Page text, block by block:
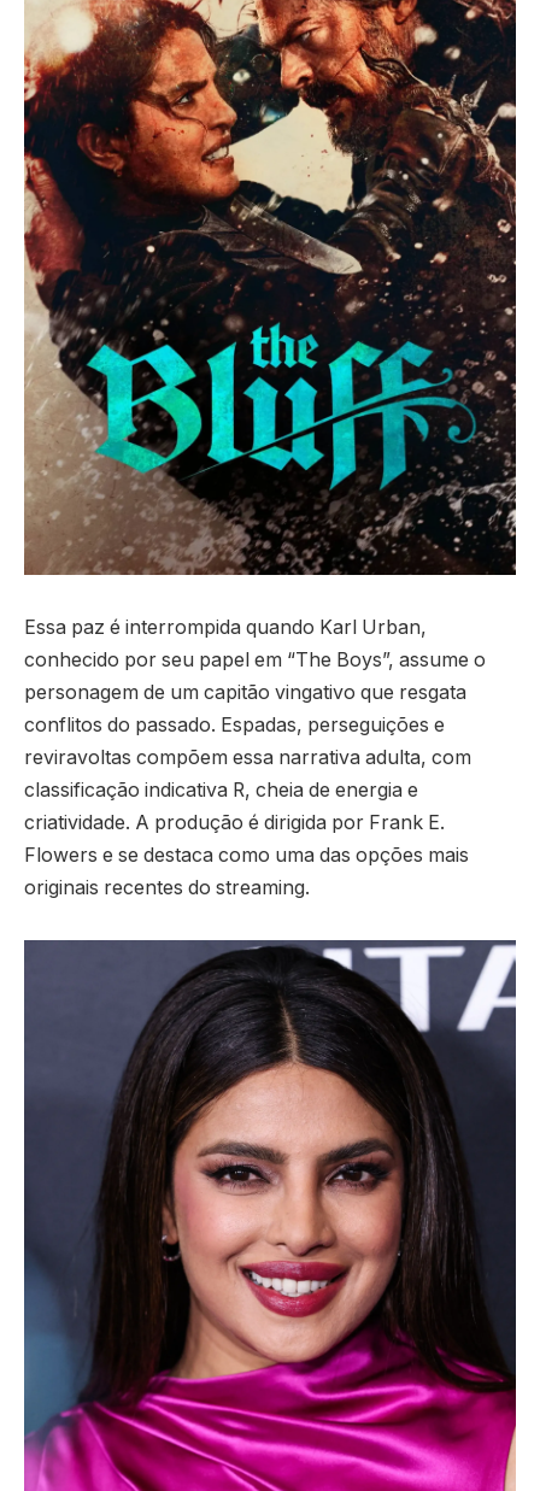
Essa paz é interrompida quando Karl Urban,
conhecido por seu papel em “The Boys”, assume o
personagem de um capitão vingativo que resgata
conflitos do passado. Espadas, perseguições e
reviravoltas compõem essa narrativa adulta, com
classificação indicativa R, cheia de energia e
criatividade. A produção é dirigida por Frank E.
Flowers e se destaca como uma das opções mais
originais recentes do streaming.